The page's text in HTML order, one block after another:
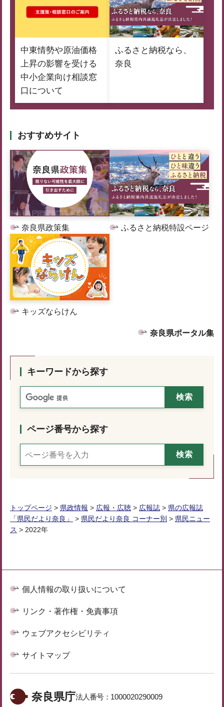
中東情勢や原油価格
上昇の影響を受ける
中小企業向け相談窓
口について
ふるさと納税なら、
奈良
おすすめサイト
奈良県政策集 ふるさと納税特設ページ
キッズならけん
奈良県ポータル集
キーワードから探す
ページ番号から探す
トップページ > 県政情報 > 広報・広聴 > 広報誌 > 県の広報誌
「県民だより奈良」
> 県民だより奈良 コーナー別 > 県民ニュー
ス > 2022年
個人情報の取り扱いについて
リンク・著作権・免責事項
ウェブアクセシビリティ
サイトマップ
奈良県庁法人番号： 1000020290009